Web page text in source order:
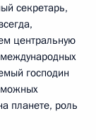
секретарь,
центральную
господин
планете, роль